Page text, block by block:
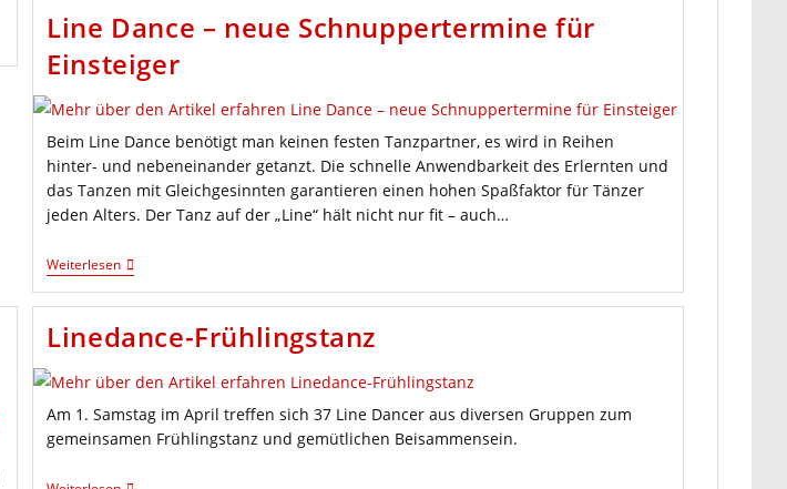
Tanz
&
Yoga
Am
Line Dance – neue Schnuppertermine für
Einsteiger
Beim Line Dance benötigt man keinen festen Tanzpartner, es wird in Reihen
hinter- und nebeneinander getanzt. Die schnelle Anwendbarkeit des Erlernten und
das Tanzen mit Gleichgesinnten garantieren einen hohen Spaßfaktor für Tänzer
jeden Alters. Der Tanz auf der „Line“ hält nicht nur fit – auch…
WeiterlesenLine
Dance
Schnuppertermine
Für
Einsteiger
Linedance-Frühlingstanz
Am 1. Samstag im April treffen sich 37 Line Dancer aus diversen Gruppen zum
gemeinsamen Frühlingstanz und gemütlichen Beisammensein.